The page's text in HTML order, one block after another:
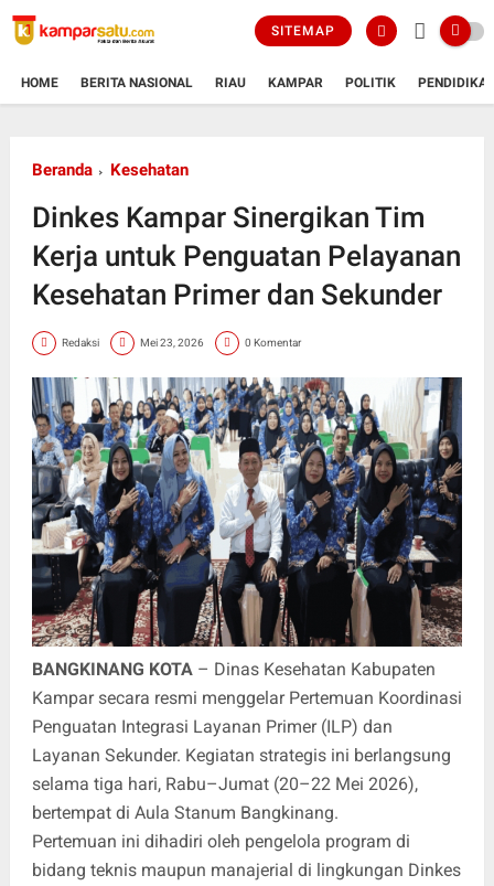
SITEMAP
HOME BERITA NASIONAL RIAU KAMPAR POLITIK
Beranda Kesehatan
Dinkes Kampar Sinergikan Tim
Kerja untuk Penguatan Pelayanan
Kesehatan Primer dan Sekunder
Redaksi Mei 23, 2026 0 Komentar
BANGKINANG KOTA– Dinas Kesehatan Kabupaten
Kampar secara resmi menggelar Pertemuan Koordinasi
Penguatan Integrasi Layanan Primer (ILP) dan
Layanan Sekunder. Kegiatan strategis ini berlangsung
selama tiga hari, Rabu–Jumat (20–22 Mei 2026),
bertempat di Aula Stanum Bangkinang.
Pertemuan ini dihadiri oleh pengelola program di
bidang teknis maupun manajerial di lingkungan Dinkes